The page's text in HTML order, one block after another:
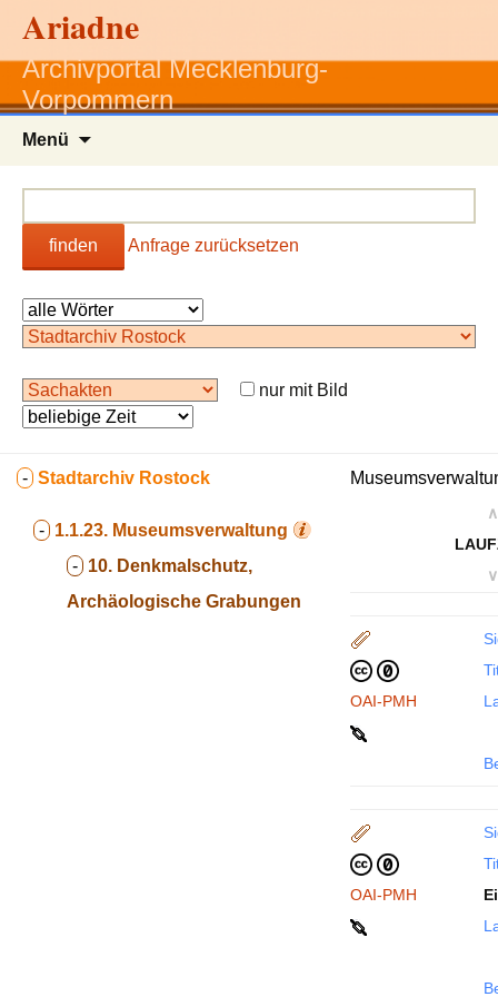
Ariadne
Archivportal Mecklenburg-
Vorpommern
Menü
finden Anfrage zurücksetzen
nur mit Bild
- Stadtarchiv Rostock
- 1.1.23. Museumsverwaltung
- 10. Denkmalschutz,
Archäologische Grabungen
∧
∨
OAI-PMH
OAI-PMH